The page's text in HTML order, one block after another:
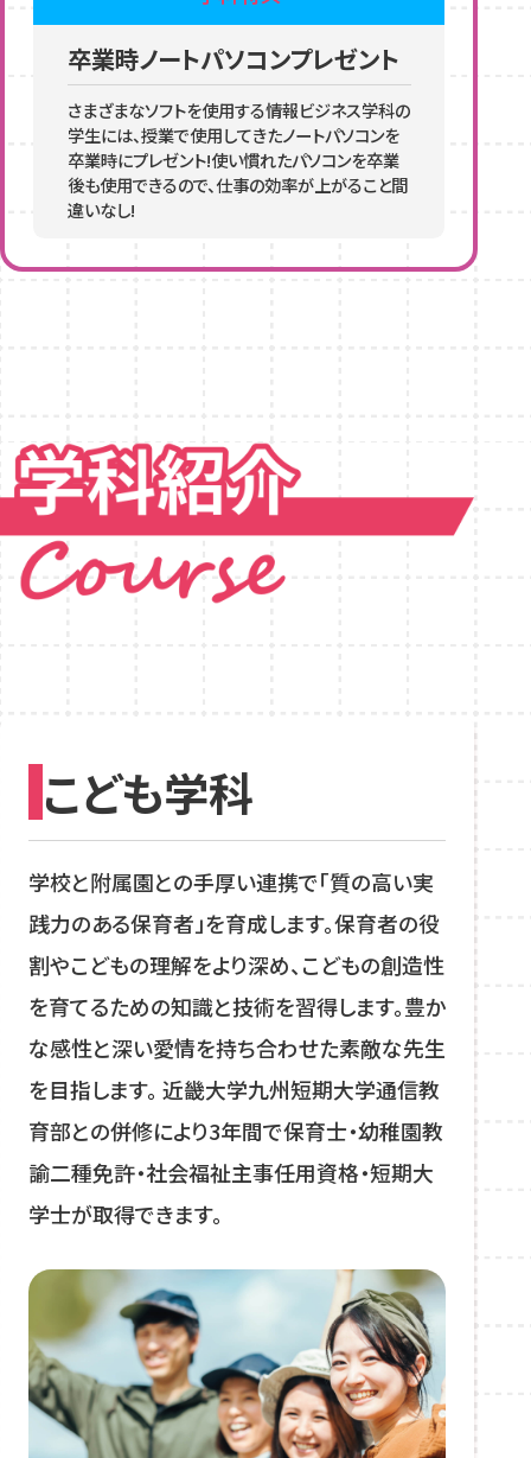
卒業時ノートパソコンプレゼント
さまざまなソフトを使用する情報ビジネス学科の
学生には、授業で使用してきたノートパソコンを
卒業時にプレゼント!使い慣れたパソコンを卒業
後も使用できるので、仕事の効率が上がること間
違いなし!
こども学科
学校と附属園との手厚い連携で「質の高い実
践力のある保育者」を育成します。保育者の役
割やこどもの理解をより深め、こどもの創造性
を育てるための知識と技術を習得します。豊か
な感性と深い愛情を持ち合わせた素敵な先生
を目指します。 近畿大学九州短期大学通信教
育部との併修により3年間で保育士・幼稚園教
諭二種免許・社会福祉主事任用資格・短期大
学士が取得できます。